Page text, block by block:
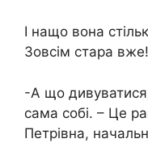
І нащо вона
Зовсім стара вже!
-А що
сама собі. – Це
Петрівна,